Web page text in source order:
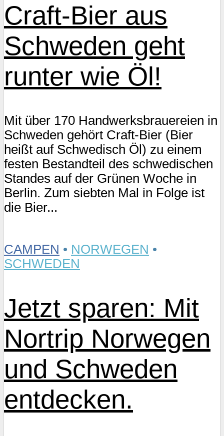
Craft-Bier aus
Schweden geht
runter wie Öl!
Mit über 170 Handwerksbrauereien in
Schweden gehört Craft-Bier (Bier
heißt auf Schwedisch Öl) zu einem
festen Bestandteil des schwedischen
Standes auf der Grünen Woche in
Berlin. Zum siebten Mal in Folge ist
die Bier...
CAMPEN • NORWEGEN •
SCHWEDEN
Jetzt sparen: Mit
Nortrip Norwegen
und Schweden
entdecken.